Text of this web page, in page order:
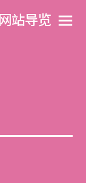
网站导览